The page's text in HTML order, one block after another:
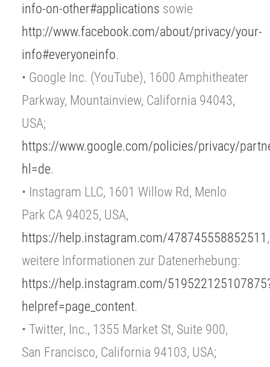
info-on-other#applications sowie
http://www.facebook.com/about/privacy/your-
info#everyoneinfo.
• Google Inc. (YouTube), 1600 Amphitheater
Parkway, Mountainview, California 94043,
USA;
https://www.google.com/policies/privacy/
hl=de.
• Instagram LLC, 1601 Willow Rd, Menlo
Park CA 94025, USA,
https://help.instagram.com/478745558852511 ,
weitere Informationen zur Datenerhebung:
https://help.instagram.com/
helpref=page_content.
• Twitter, Inc., 1355 Market St, Suite 900,
San Francisco, California 94103, USA;